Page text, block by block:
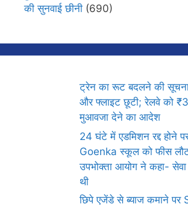
की सुनवाई छीनी (690)
ट्रेन का रूट बदलने की सूचना
और फ्लाइट छूटी; रेलवे को
मुआवजा देने का आदेश
24 घंटे में एडमिशन रद्द होने
Goenka स्कूल को फीस
उपभोक्ता आयोग ने कहा-
थी
छिपे एजेंडे से ब्याज कमाने पर